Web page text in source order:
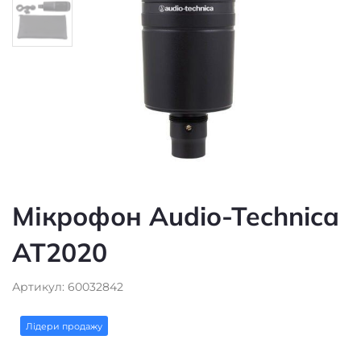
Мікрофон Audio-Technica
AT2020
Артикул: 60032842
Лідери продажу